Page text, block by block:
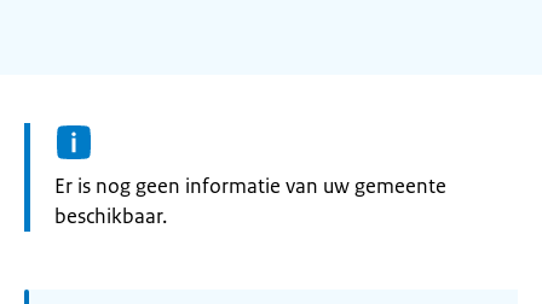
Informatie:
Er is nog geen informatie van uw gemeente
beschikbaar.